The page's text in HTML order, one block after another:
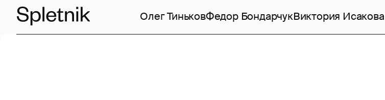
Олег ТиньковФедор БондарчукВиктория Исакова